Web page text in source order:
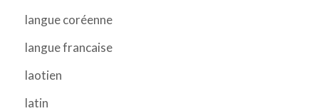
langue coréenne
langue francaise
laotien
latin